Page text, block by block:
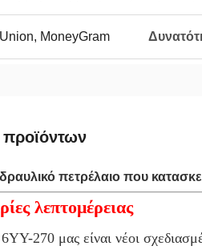
MoneyGram
πετρέλαιο που
λεπτομέρειας
270 μας είναι νέοι